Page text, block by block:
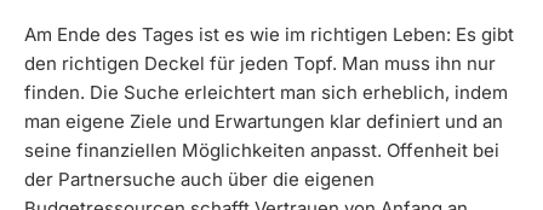
Am Ende des Tages ist es wie im richtigen Leben: Es gibt
den richtigen Deckel für jeden Topf. Man muss ihn nur
finden. Die Suche erleichtert man sich erheblich, indem
man eigene Ziele und Erwartungen klar definiert und an
seine finanziellen Möglichkeiten anpasst. Offenheit bei
der Partnersuche auch über die eigenen